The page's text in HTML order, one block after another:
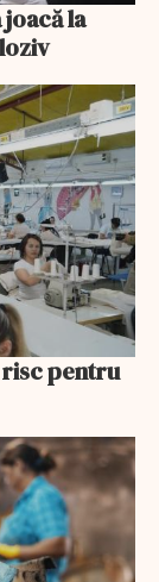
la
risc pentru